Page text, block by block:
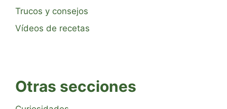
Trucos y consejos
Vídeos de recetas
Otras secciones